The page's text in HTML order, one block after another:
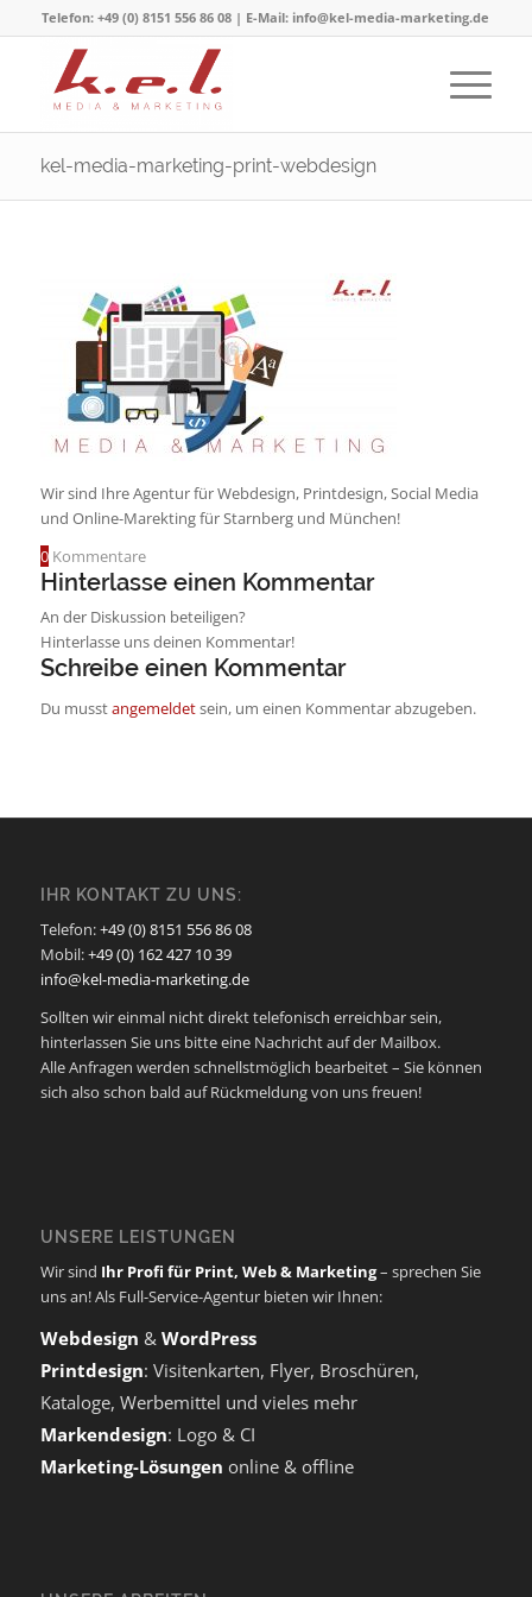
Telefon: +49 (0) 8151 556 86 08 | E-Mail: info@kel-media-marketing.de
kel-media-marketing-print-webdesign
Wir sind Ihre Agentur für Webdesign, Printdesign, Social Media
und Online-Marekting für Starnberg und München!
0 Kommentare
Hinterlasse einen Kommentar
An der Diskussion beteiligen?
Hinterlasse uns deinen Kommentar!
Schreibe einen Kommentar
Du musstangemeldetsein, um einen Kommentar abzugeben.
IHR KONTAKT ZU UNS:
Telefon:+49 (0) 8151 556 86 08
Mobil:+49 (0) 162 427 10 39
info@kel-media-marketing.de
Sollten wir einmal nicht direkt telefonisch erreichbar sein,
hinterlassen Sie uns bitte eine Nachricht auf der Mailbox.
Alle Anfragen werden schnellstmöglich bearbeitet – Sie können
sich also schon bald auf Rückmeldung von uns freuen!
UNSERE LEISTUNGEN
Wir sind Ihr Profi für Print, Web & Marketing– sprechen Sie
uns an! Als Full-Service-Agentur bieten wir Ihnen:
Webdesign & WordPress
Printdesign: Visitenkarten, Flyer, Broschüren,
Kataloge, Werbemittel und vieles mehr
Markendesign: Logo & CI
Marketing-Lösungen online & offline